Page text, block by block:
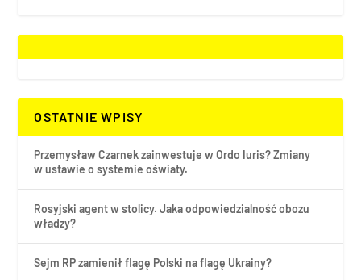
OSTATNIE WPISY
Przemysław Czarnek zainwestuje w Ordo Iuris? Zmiany
w ustawie o systemie oświaty.
Rosyjski agent w stolicy. Jaka odpowiedzialność obozu
władzy?
Sejm RP zamienił flagę Polski na flagę Ukrainy?